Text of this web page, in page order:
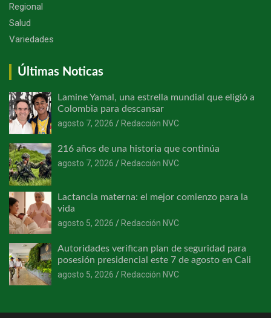
Regional
Salud
Variedades
Últimas Noticas
Lamine Yamal, una estrella mundial que eligió a
Colombia para descansar
agosto 7, 2026
Redacción NVC
216 años de una historia que continúa
agosto 7, 2026
Redacción NVC
Lactancia materna: el mejor comienzo para la
vida
agosto 5, 2026
Redacción NVC
Autoridades verifican plan de seguridad para
posesión presidencial este 7 de agosto en Cali
agosto 5, 2026
Redacción NVC